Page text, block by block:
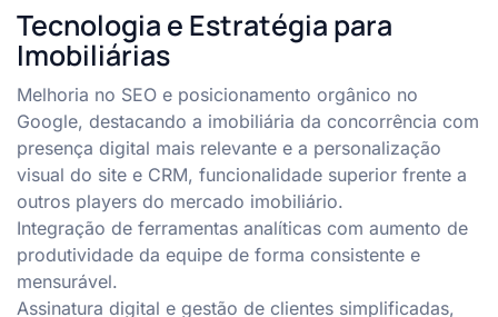
Tecnologia e Estratégia para
Imobiliárias
Melhoria no SEO e posicionamento orgânico no
Google, destacando a imobiliária da concorrência com
presença digital mais relevante e a personalização
visual do site e CRM, funcionalidade superior frente a
outros players do mercado imobiliário.
Integração de ferramentas analíticas com aumento de
produtividade da equipe de forma consistente e
mensurável.
Assinatura digital e gestão de clientes simplificadas,